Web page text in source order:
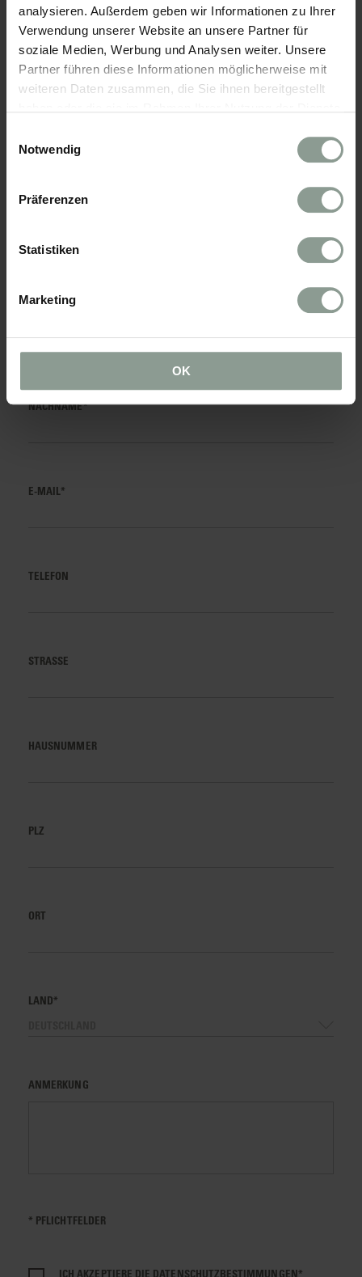
analysieren. Außerdem geben wir Informationen zu Ihrer
Verwendung unserer Website an unsere Partner für
soziale Medien, Werbung und Analysen weiter. Unsere
Partner führen diese Informationen möglicherweise mit
weiteren Daten zusammen, die Sie ihnen bereitgestellt
Notwendig
Präferenzen
Statistiken
Marketing
OK
ZIMMER HINZUFÜGEN
NACHNAME*
E-MAIL*
TELEFON
STRASSE
HAUSNUMMER
PLZ
ORT
LAND*
ANMERKUNG
* PFLICHTFELDER
ICH AKZEPTIERE DIE DATENSCHUTZBESTIMMUNGEN*